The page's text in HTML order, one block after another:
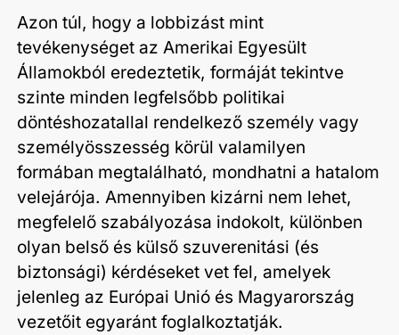
Azon túl, hogy a lobbizást mint
tevékenységet az Amerikai Egyesült
Államokból eredeztetik, formáját tekintve
szinte minden legfelsőbb politikai
döntéshozatallal rendelkező személy vagy
személyösszesség körül valamilyen
formában megtalálható, mondhatni a hatalom
velejárója. Amennyiben kizárni nem lehet,
megfelelő szabályozása indokolt, különben
olyan belső és külső szuverenitási (és
biztonsági) kérdéseket vet fel, amelyek
jelenleg az Európai Unió és Magyarország
vezetőit egyaránt foglalkoztatják.